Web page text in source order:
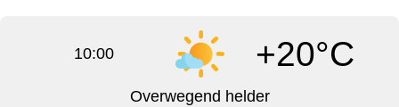
10:00 +20°C
Overwegend helder